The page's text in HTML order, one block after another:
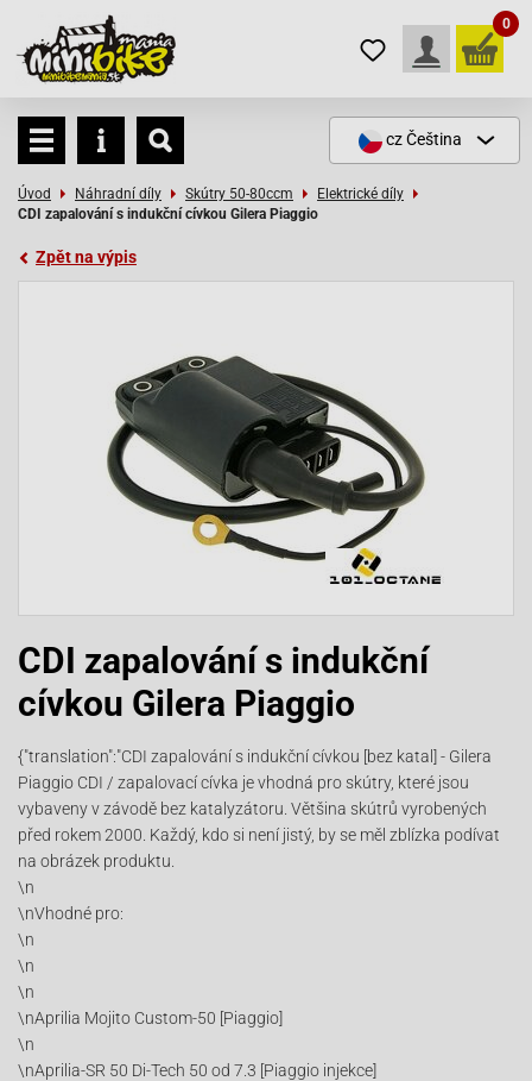
0
czČeština
Úvod Náhradní díly Skútry 50-80ccm
Elektrické díly
CDI zapalování s indukční cívkou Gilera Piaggio
Zpět na výpis
CDI zapalování s indukční
cívkou Gilera Piaggio
{"translation":"CDI zapalování s indukční cívkou [bez katal] - Gilera
Piaggio CDI / zapalovací cívka je vhodná pro skútry, které jsou
vybaveny v závodě bez katalyzátoru. Většina skútrů vyrobených
před rokem 2000. Každý, kdo si není jistý, by se měl zblízka podívat
na obrázek produktu.
\n
\nVhodné pro:
\n
\n
\n
\nAprilia Mojito Custom-50 [Piaggio]
\n
\nAprilia-SR 50 Di-Tech 50 od 7.3 [Piaggio injekce]